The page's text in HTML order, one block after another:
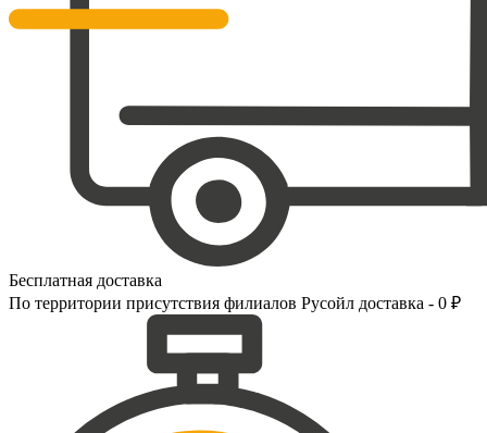
Бесплатная доставка
По территории присутствия филиалов Русойл доставка - 0 ₽